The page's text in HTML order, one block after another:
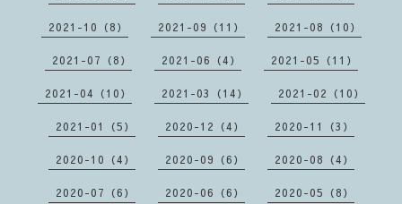
2021-10（8） 2021-09（11） 2021-08（10）
2021-07（8） 2021-06（4） 2021-05（11）
2021-04（10） 2021-03（14） 2021-02（10）
2021-01（5） 2020-12（4） 2020-11（3）
2020-10（4） 2020-09（6） 2020-08（4）
2020-07（6） 2020-06（6） 2020-05（8）